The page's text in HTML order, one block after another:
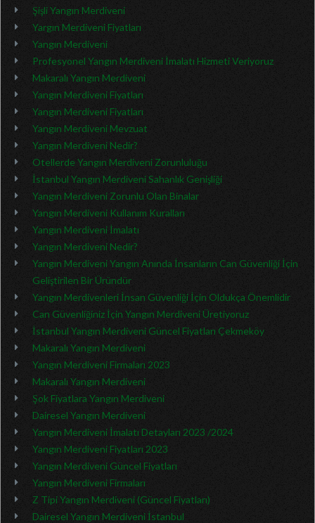
Şişli Yangın Merdiveni
Yargın Merdiveni Fiyatları
Yangın Merdiveni
Profesyonel Yangın Merdiveni İmalatı Hizmeti Veriyoruz
Makaralı Yangın Merdiveni
Yangın Merdiveni Fiyatları
Yangın Merdiveni Fiyatları
Yangın Merdiveni Mevzuat
Yangın Merdiveni Nedir?
Otellerde Yangın Merdiveni Zorunluluğu
İstanbul Yangın Merdiveni Sahanlık Genişliği
Yangın Merdiveni Zorunlu Olan Binalar
Yangın Merdiveni Kullanım Kuralları
Yangın Merdiveni İmalatı
Yangın Merdiveni Nedir?
Yangın Merdiveni Yangın Anında İnsanların Can Güvenliği İçin
Geliştirilen Bir Üründür
Yangın Merdivenleri İnsan Güvenliği İçin Oldukça Önemlidir
Can Güvenliğiniz İçin Yangın Merdiveni Üretiyoruz
İstanbul Yangın Merdiveni Güncel Fiyatları Çekmeköy
Makaralı Yangın Merdiveni
Yangın Merdiveni Firmaları 2023
Makaralı Yangın Merdiveni
Şok Fiyatlara Yangın Merdiveni
Dairesel Yangın Merdiveni
Yangın Merdiveni İmalatı Detayları 2023 /2024
Yangın Merdiveni Fiyatları 2023
Yangın Merdiveni Güncel Fiyatları
Yangın Merdiveni Firmaları
Z Tipi Yangın Merdiveni (Güncel Fiyatları)
Dairesel Yangın Merdiveni İstanbul